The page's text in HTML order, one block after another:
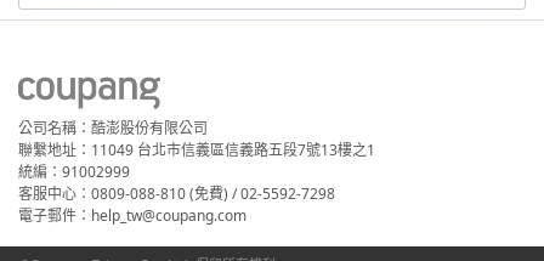
公司名稱：酷澎股份有限公司
聯繫地址：11049 台北市信義區信義路五段7號13樓之1
統編：91002999
客服中心：0809-088-810 (免費) / 02-5592-7298
電子郵件：help_tw@coupang.com